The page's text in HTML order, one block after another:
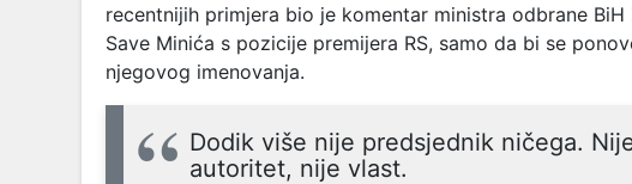
recentnijih primjera bio je komentar ministra odbrane BiH
Save Minića s pozicije premijera RS, samo da bi se
njegovog imenovanja.
Dodik više nije predsjednik ničega.
autoritet, nije vlast.